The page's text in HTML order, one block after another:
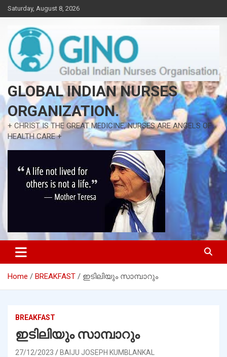
Skip
to
content
Saturday, August 8, 2026
GLOBAL INDIAN NURSES
ORGANIZATION.
+ CHRIST IS THE GREAT MEDICINE, NURSES ARE ANGELS OF
HEALTH CARE +
Home BREAKFAST ഇടിലിയും സാമ്പാറും
BREAKFAST
ഇടിലിയും സാമ്പാറും
27/12/2023 BAIJU JOSEPH KUMBLANKAL